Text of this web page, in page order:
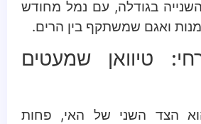
בגודלה, עם נמל מחודש
ואגם שמשתקף בין הרים.
טיוואן שמעטים
הצד השני של האי, פחות